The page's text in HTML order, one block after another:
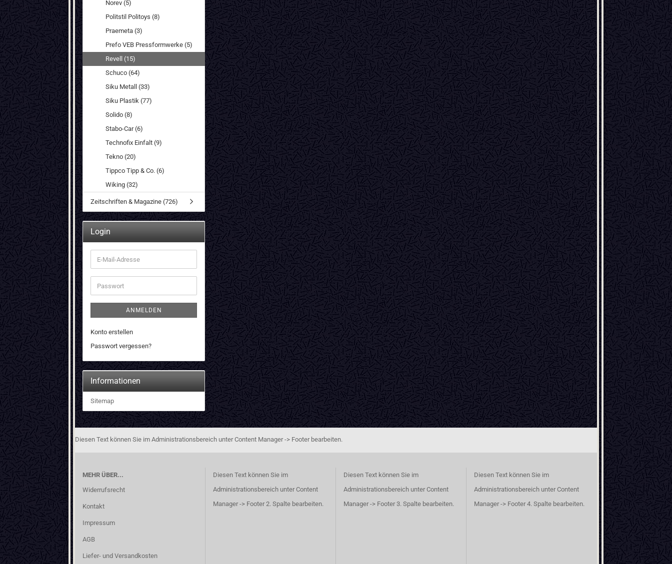
Norev (5)
Politstil Politoys (8)
Praemeta (3)
Prefo VEB Pressformwerke (5)
Revell (15)
Schuco (64)
Siku Metall (33)
Siku Plastik (77)
Solido (8)
Stabo-Car (6)
Technofix Einfalt (9)
Tekno (20)
Tippco Tipp & Co. (6)
Wiking (32)
Zeitschriften & Magazine (726)
Login
E-
Mail-
Adresse
Passwort
ANMELDEN
Konto erstellen
Passwort vergessen?
Informationen
Sitemap
Diesen Text können Sie im Administrationsbereich unter Content Manager -> Footer bearbeiten.
MEHR ÜBER...
Widerrufsrecht
Kontakt
Impressum
AGB
Liefer- und Versandkosten
Diesen Text können Sie im
Administrationsbereich unter Content
Manager -> Footer 2. Spalte bearbeiten.
Diesen Text können Sie im
Administrationsbereich unter Content
Manager -> Footer 3. Spalte bearbeiten.
Diesen Text können Sie im
Administrationsbereich unter Content
Manager -> Footer 4. Spalte bearbeiten.